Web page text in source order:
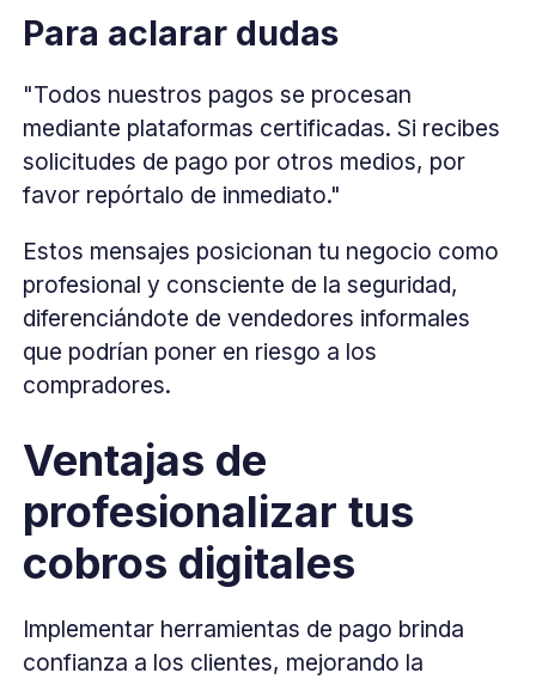
Para aclarar dudas
"Todos nuestros pagos se procesan
mediante plataformas certificadas. Si recibes
solicitudes de pago por otros medios, por
favor repórtalo de inmediato."
Estos mensajes posicionan tu negocio como
profesional y consciente de la seguridad,
diferenciándote de vendedores informales
que podrían poner en riesgo a los
compradores.
Ventajas de
profesionalizar tus
cobros digitales
Implementar herramientas de pago brinda
confianza a los clientes, mejorando la